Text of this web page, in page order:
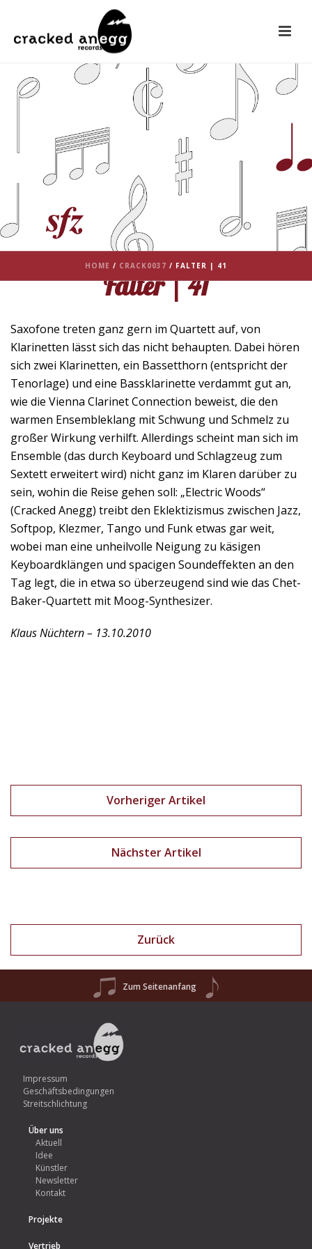
HOME / CRACK0037 / FALTER | 41
Falter | 41
Saxofone treten ganz gern im Quartett auf, von
Klarinetten lässt sich das nicht behaupten. Dabei hören
sich zwei Klarinetten, ein Bassetthorn (entspricht der
Tenorlage) und eine Bassklarinette verdammt gut an,
wie die Vienna Clarinet Connection beweist, die den
warmen Ensembleklang mit Schwung und Schmelz zu
großer Wirkung verhilft. Allerdings scheint man sich im
Ensemble (das durch Keyboard und Schlagzeug zum
Sextett erweitert wird) nicht ganz im Klaren darüber zu
sein, wohin die Reise gehen soll: „Electric Woods“
(Cracked Anegg) treibt den Eklektizismus zwischen Jazz,
Softpop, Klezmer, Tango und Funk etwas gar weit,
wobei man eine unheilvolle Neigung zu käsigen
Keyboardklängen und spacigen Sound­effekten an den
Tag legt, die in etwa so überzeugend sind wie das Chet-
Baker-Quartett mit Moog-Synthesizer.
Klaus Nüchtern – 13.10.2010
Vorheriger Artikel
Nächster Artikel
Zurück
Zum Seitenanfang
Impressum
Geschäftsbedingungen
Streitschlichtung
Über uns
Aktuell
Idee
Künstler
Newsletter
Kontakt
Projekte
Vertrieb